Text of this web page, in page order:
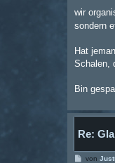
a
wir
sondern
Hat
Schalen,
Bin
Re:
Bvon